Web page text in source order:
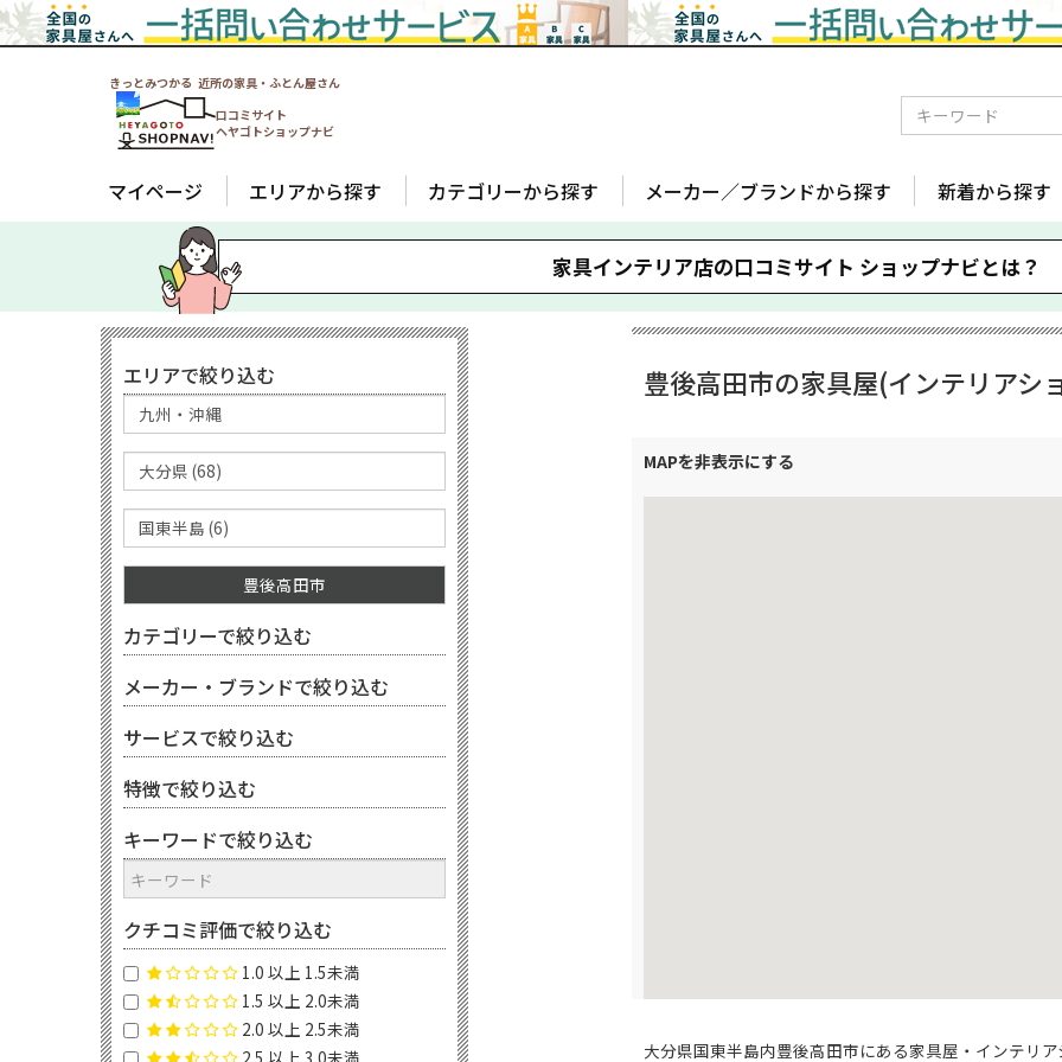
きっとみつかる 近所の家具・ふとん屋さん
口コミサイト
ヘヤゴトショップナビ
マイページ エリアから探す カテゴリーから探す メーカー／ブランドから探す 新着から探す
家具インテリア店の口コミサイト ショップナビとは？
豊後高田市の家具屋(インテリアシ
大分県国東半島内豊後高田市にある家具屋・インテリア
エリアで絞り込む
豊後高田市
カテゴリーで絞り込む
メーカー・ブランドで絞り込む
サービスで絞り込む
特徴で絞り込む
キーワードで絞り込む
クチコミ評価で絞り込む
1.0 以上 1.5未満
1.5 以上 2.0未満
2.0 以上 2.5未満